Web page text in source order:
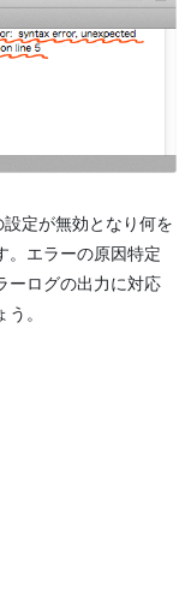
設定が無効となり何を
。エラーの原因特定
ーログの出力に対応
。